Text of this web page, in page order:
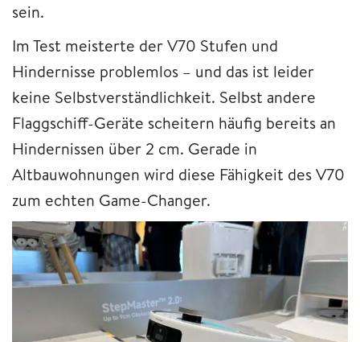
sein.
Im Test meisterte der V70 Stufen und
Hindernisse problemlos – und das ist leider
keine Selbstverständlichkeit. Selbst andere
Flaggschiff-Geräte scheitern häufig bereits an
Hindernissen über 2 cm. Gerade in
Altbauwohnungen wird diese Fähigkeit des V70
zum echten Game-Changer.